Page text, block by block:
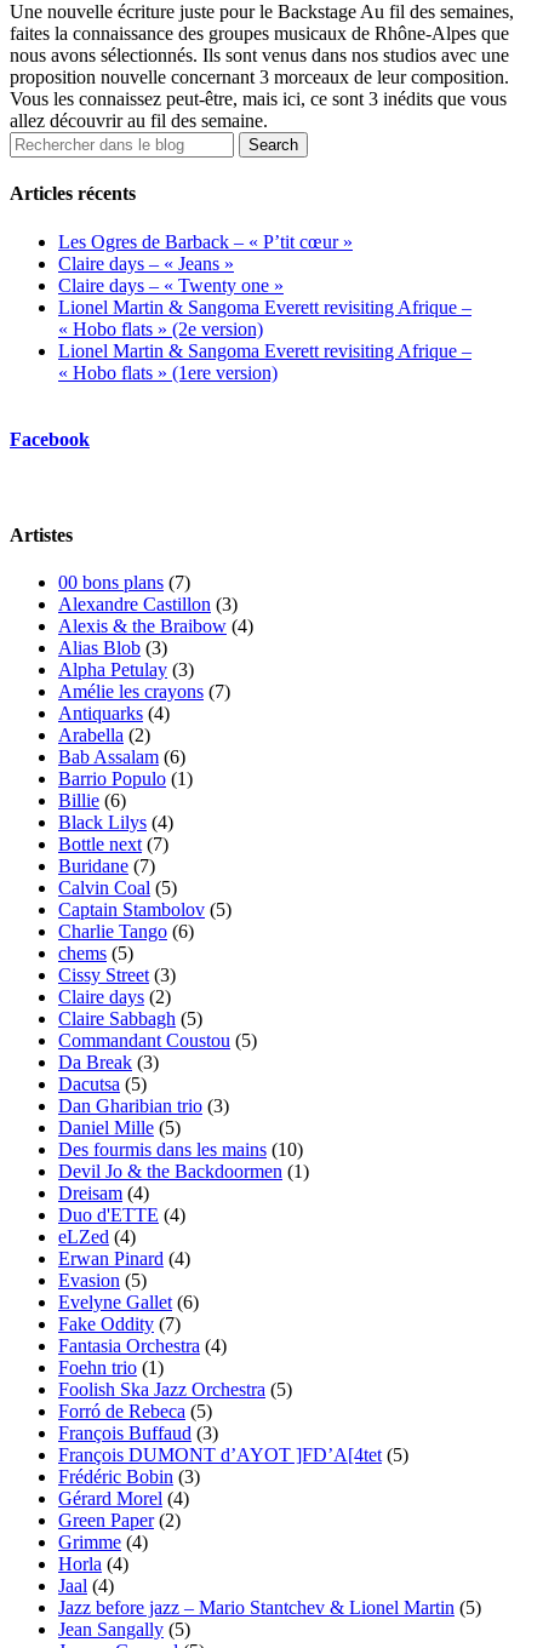
Une nouvelle écriture juste pour le Backstage Au fil des semaines,
faites la connaissance des groupes musicaux de Rhône-Alpes que
nous avons sélectionnés. Ils sont venus dans nos studios avec une
proposition nouvelle concernant 3 morceaux de leur composition.
Vous les connaissez peut-être, mais ici, ce sont 3 inédits que vous
allez découvrir au fil des semaine.
Articles récents
Les Ogres de Barback – « P’tit cœur »
Claire days – « Jeans »
Claire days – « Twenty one »
Lionel Martin & Sangoma Everett revisiting Afrique –
« Hobo flats » (2e version)
Lionel Martin & Sangoma Everett revisiting Afrique –
« Hobo flats » (1ere version)
Facebook
Artistes
00 bons plans (7)
Alexandre Castillon (3)
Alexis & the Braibow (4)
Alias Blob (3)
Alpha Petulay (3)
Amélie les crayons (7)
Antiquarks (4)
Arabella (2)
Bab Assalam (6)
Barrio Populo (1)
Billie (6)
Black Lilys (4)
Bottle next (7)
Buridane (7)
Calvin Coal (5)
Captain Stambolov (5)
Charlie Tango (6)
chems (5)
Cissy Street (3)
Claire days (2)
Claire Sabbagh (5)
Commandant Coustou (5)
Da Break (3)
Dacutsa (5)
Dan Gharibian trio (3)
Daniel Mille (5)
Des fourmis dans les mains (10)
Devil Jo & the Backdoormen (1)
Dreisam (4)
Duo d'ETTE (4)
eLZed (4)
Erwan Pinard (4)
Evasion (5)
Evelyne Gallet (6)
Fake Oddity (7)
Fantasia Orchestra (4)
Foehn trio (1)
Foolish Ska Jazz Orchestra (5)
Forró de Rebeca (5)
François Buffaud (3)
François DUMONT d’AYOT ]FD’A[4tet (5)
Frédéric Bobin (3)
Gérard Morel (4)
Green Paper(2)
Grimme (4)
Horla (4)
Jaal (4)
Jazz before jazz – Mario Stantchev & Lionel Martin (5)
Jean Sangally (5)